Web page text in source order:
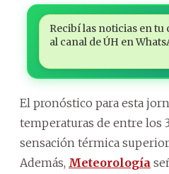
Recibí las noticias en tu
al canal de ÚH en
El pronóstico para esta
temperaturas de entre los
sensación térmica
Además, Meteorología